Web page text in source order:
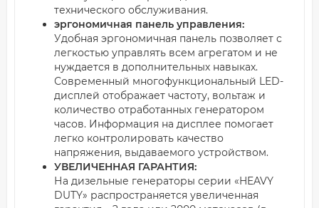
технического обслуживания.
эргономичная панель управления:
Удобная эргономичная панель позволяет с
легкостью управлять всем агрегатом и не
нуждается в дополнительных навыках.
Современный многофункциональный LED-
дисплей отображает частоту, вольтаж и
количество отработанных генератором
часов. Информация на дисплее помогает
легко контролировать качество
напряжения, выдаваемого устройством.
УВЕЛИЧЕННАЯ ГАРАНТИЯ:
На дизельные генераторы серии «HEAVY
DUTY» распространяется увеличенная